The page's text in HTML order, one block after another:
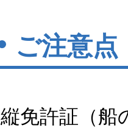
ご注意点
免許証（船